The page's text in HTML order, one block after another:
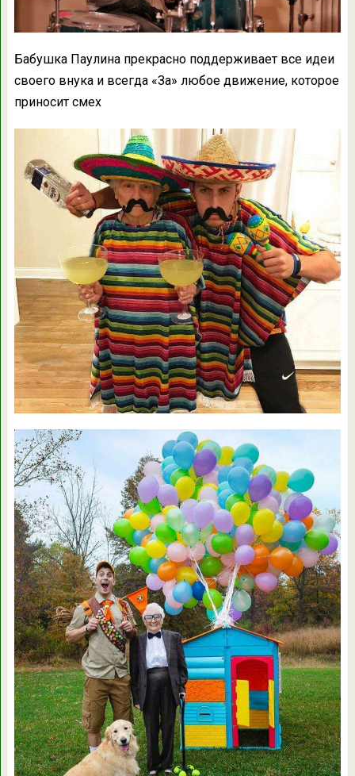
Бабушка Паулина прекрасно поддерживает все идеи
своего внука и всегда «За» любое движение, которое
приносит смех